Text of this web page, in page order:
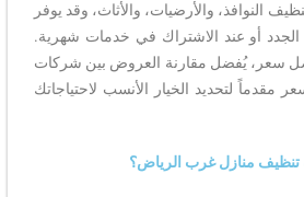
النوافذ، والأرضيات، والأثاث، وقد يوفر
أو عند الاشتراك في خدمات شهرية.
سعر، يُفضل مقارنة العروض بين شركات
لتحديد الخيار الأنسب لاحتياجاتك
تنظيف منازل غرب الرياض؟